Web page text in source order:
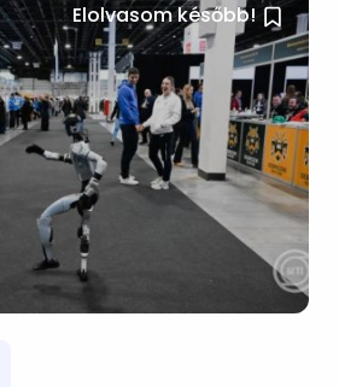
Elolvasom később!